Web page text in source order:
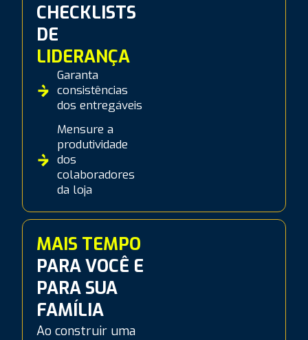
CHECKLISTS
DE
LIDERANÇA
Garanta
consistências
dos entregáveis
Mensure a
produtividade
dos
colaboradores
da loja
MAIS TEMPO
PARA VOCÊ E
PARA SUA
FAMÍLIA
Ao construir uma